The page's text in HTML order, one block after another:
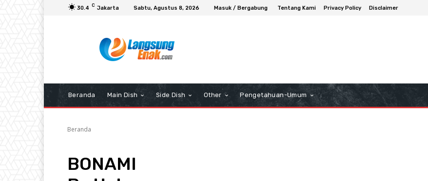
30.4 C Jakarta Sabtu, Agustus 8, 2026 Masuk / Bergabung Tentang Kami Privacy Policy Disclaimer
Beranda Main Dish Side Dish Other Pengetahuan-Umum
Beranda
BONAMI